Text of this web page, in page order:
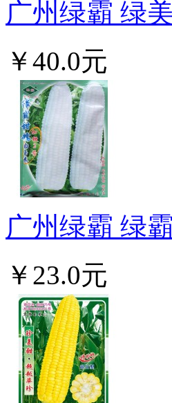
广州绿霸 绿
￥40.0元
广州绿霸 绿
￥23.0元